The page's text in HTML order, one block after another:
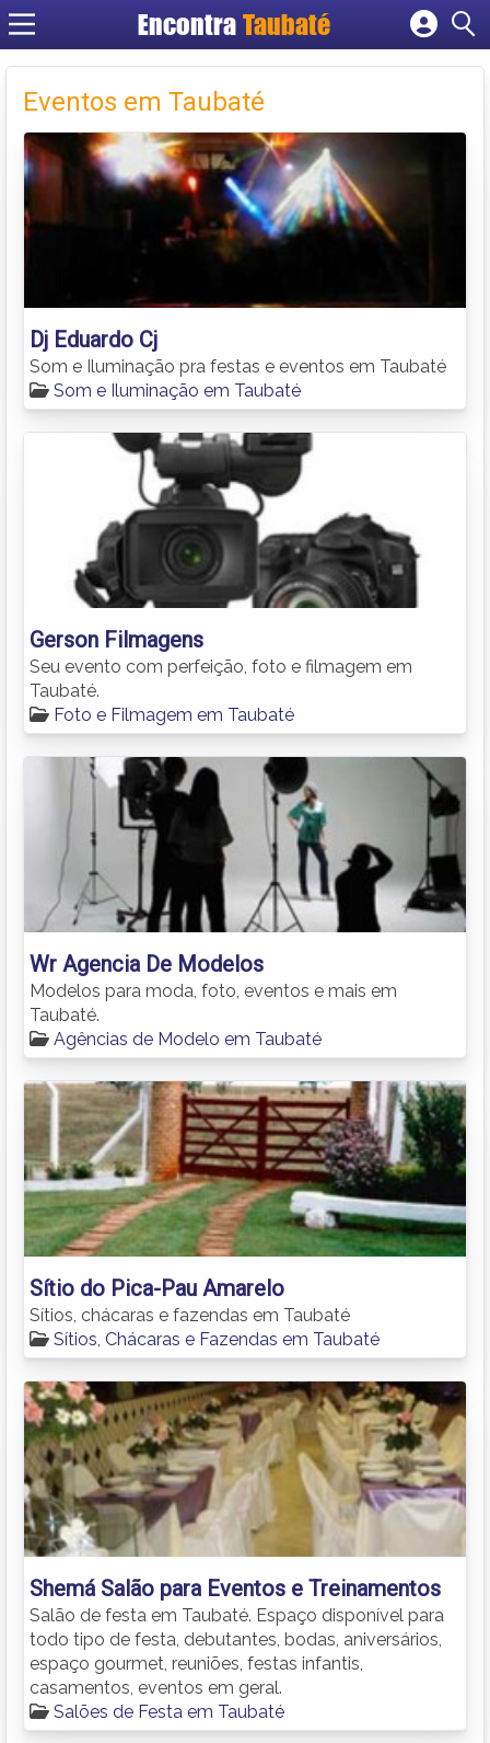
EncontraTaubaté
Cadastrar empresa
Criar conta
Eventos em Taubaté
Dj Eduardo Cj
Som e Iluminação pra festas e eventos em Taubaté
Som e Iluminação em Taubaté
Gerson Filmagens
Seu evento com perfeição, foto e filmagem em
Taubaté.
Foto e Filmagem em Taubaté
Wr Agencia De Modelos
Modelos para moda, foto, eventos e mais em
Taubaté.
Agências de Modelo em Taubaté
Sítio do Pica-Pau Amarelo
Sítios, chácaras e fazendas em Taubaté
Sítios, Chácaras e Fazendas em Taubaté
Shemá Salão para Eventos e Treinamentos
Salão de festa em Taubaté. Espaço disponível para
todo tipo de festa, debutantes, bodas, aniversários,
espaço gourmet, reuniões, festas infantis,
casamentos, eventos em geral.
Salões de Festa em Taubaté